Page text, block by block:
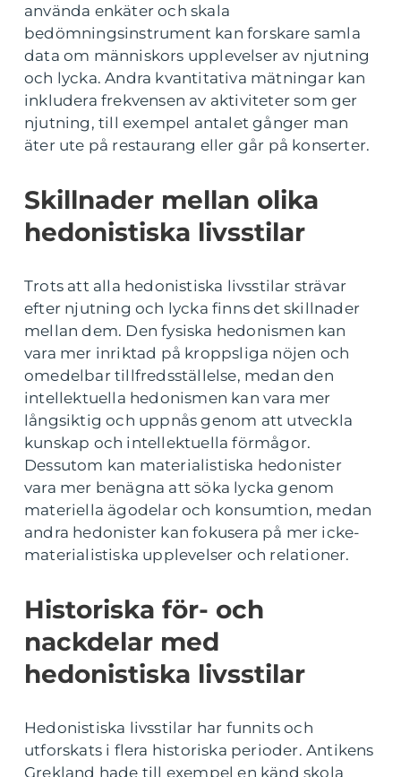
använda enkäter och skala
bedömningsinstrument kan forskare samla
data om människors upplevelser av njutning
och lycka. Andra kvantitativa mätningar kan
inkludera frekvensen av aktiviteter som ger
njutning, till exempel antalet gånger man
äter ute på restaurang eller går på konserter.
Skillnader mellan olika
hedonistiska livsstilar
Trots att alla hedonistiska livsstilar strävar
efter njutning och lycka finns det skillnader
mellan dem. Den fysiska hedonismen kan
vara mer inriktad på kroppsliga nöjen och
omedelbar tillfredsställelse, medan den
intellektuella hedonismen kan vara mer
långsiktig och uppnås genom att utveckla
kunskap och intellektuella förmågor.
Dessutom kan materialistiska hedonister
vara mer benägna att söka lycka genom
materiella ägodelar och konsumtion, medan
andra hedonister kan fokusera på mer icke-
materialistiska upplevelser och relationer.
Historiska för- och
nackdelar med
hedonistiska livsstilar
Hedonistiska livsstilar har funnits och
utforskats i flera historiska perioder. Antikens
Grekland hade till exempel en känd skola